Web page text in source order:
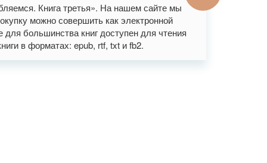
Книга третья». На нашем сайте мы
можно совершить как электронной
большинства книг доступен для чтения
в форматах: epub, rtf, txt и fb2.